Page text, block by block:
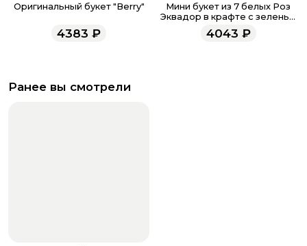
Оригинальный букет "Berry"
4383 ₽
Мини букет из 7 белых Роз
Эквадор в крафте с зеленью
4043 ₽
Ранее вы смотрели